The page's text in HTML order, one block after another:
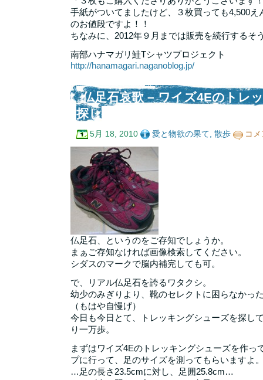
手紙がついてましたけど、３枚買っても4,500
のお値段ですよ！！
ちなみに、2012年９月までは販売を続行するそ
南部ハナマガリ鮭Tシャツプロジェクト
http://hanamagari.naganoblog.jp/
仏足石哀歌 – ワイズ4Eのトレ
探し
5月 18, 2010 愛と物欲の果て 散歩
仏
ー
探
し
コ
仏足石、というのをご存知でしょうか。
まぁご存知なければ画像検索してください。
シダスのマークで脳内補完しても可。
で、リアル仏足石を誇るワタクシ。
幼少のみぎりより、靴のセレクトに困らなかっ
（もはや自慢げ）
今日も今日とて、トレッキングシューズを探し
り一万歩。
まずはワイズ4Eのトレッキングシューズを作っ
プに行って、足のサイズを測ってもらいますよ
…足の長さ23.5cmに対し、足囲25.8cm…